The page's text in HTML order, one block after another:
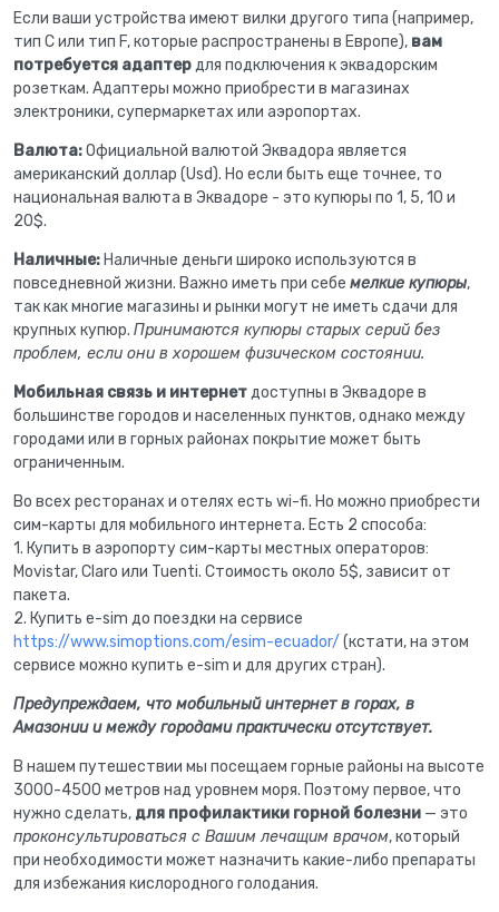
Если ваши устройства имеют вилки другого типа (например,
тип C или тип F, которые распространены в Европе), вам
потребуется адаптердля подключения к эквадорским
розеткам. Адаптеры можно приобрести в магазинах
электроники, супермаркетах или аэропортах.
Валюта:Официальной валютой Эквадора является
американский доллар (Usd). Но если быть еще точнее, то
национальная валюта в Эквадоре - это купюры по 1, 5, 10 и
20$.
Наличные: Наличные деньги широко используются в
повседневной жизни. Важно иметь при себе мелкие купюры,
так как многие магазины и рынки могут не иметь сдачи для
крупных купюр. Принимаются купюры старых серий без
проблем, если они в хорошем физическом состоянии.
Мобильная связь и интернетдоступны в Эквадоре в
большинстве городов и населенных пунктов, однако между
городами или в горных районах покрытие может быть
ограниченным.
Во всех ресторанах и отелях есть wi-fi. Но можно приобрести
сим-карты для мобильного интернета. Есть 2 способа:
1. Купить в аэропорту сим-карты местных операторов:
Movistar, Claro или Tuenti. Стоимость около 5$, зависит от
пакета.
2. Купить e-sim до поездки на сервисе
https://www.simoptions.com/esim-ecuador/ (кстати, на этом
сервисе можно купить e-sim и для других стран).
Предупреждаем, что мобильный интернет в горах, в
Амазонии и между городами практически отсутствует.
В нашем путешествии мы посещаем горные районы на высоте
3000-4500 метров над уровнем моря. Поэтому первое, что
нужно сделать, для профилактики горной болезни — это
проконсультироваться с Вашим лечащим врачом, который
при необходимости может назначить какие-либо препараты
для избежания кислородного голодания.